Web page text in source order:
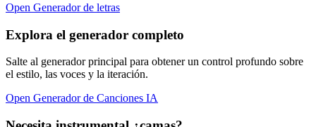
Open Generador de letras
Explora el generador completo
Salte al generador principal para obtener un control profundo sobre
el estilo, las voces y la iteración.
Open Generador de Canciones IA